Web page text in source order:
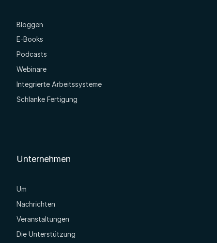
Bloggen
E-Books
Podcasts
Webinare
Integrierte Arbeitssysteme
Schlanke Fertigung
Unternehmen
Um
Nachrichten
Veranstaltungen
Die Unterstützung